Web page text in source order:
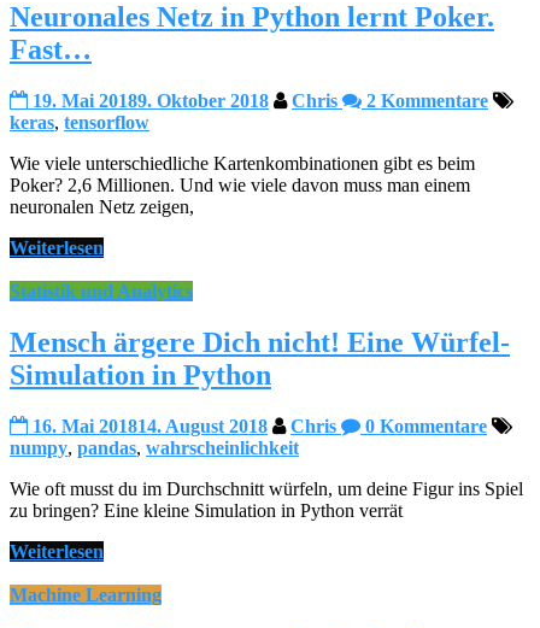
Neuronales Netz in Python lernt Poker.
Fast…
19. Mai 20189. Oktober 2018 Chris
2 Kommentare
keras, tensorflow
Wie viele unterschiedliche Kartenkombinationen gibt es beim
Poker? 2,6 Millionen. Und wie viele davon muss man einem
neuronalen Netz zeigen,
Weiterlesen
Statistik und Analytics
Mensch ärgere Dich nicht! Eine Würfel-
Simulation in Python
16. Mai 201814. August 2018 Chris
0 Kommentare
numpy, pandas, wahrscheinlichkeit
Wie oft musst du im Durchschnitt würfeln, um deine Figur ins Spiel
zu bringen? Eine kleine Simulation in Python verrät
Weiterlesen
Machine Learning